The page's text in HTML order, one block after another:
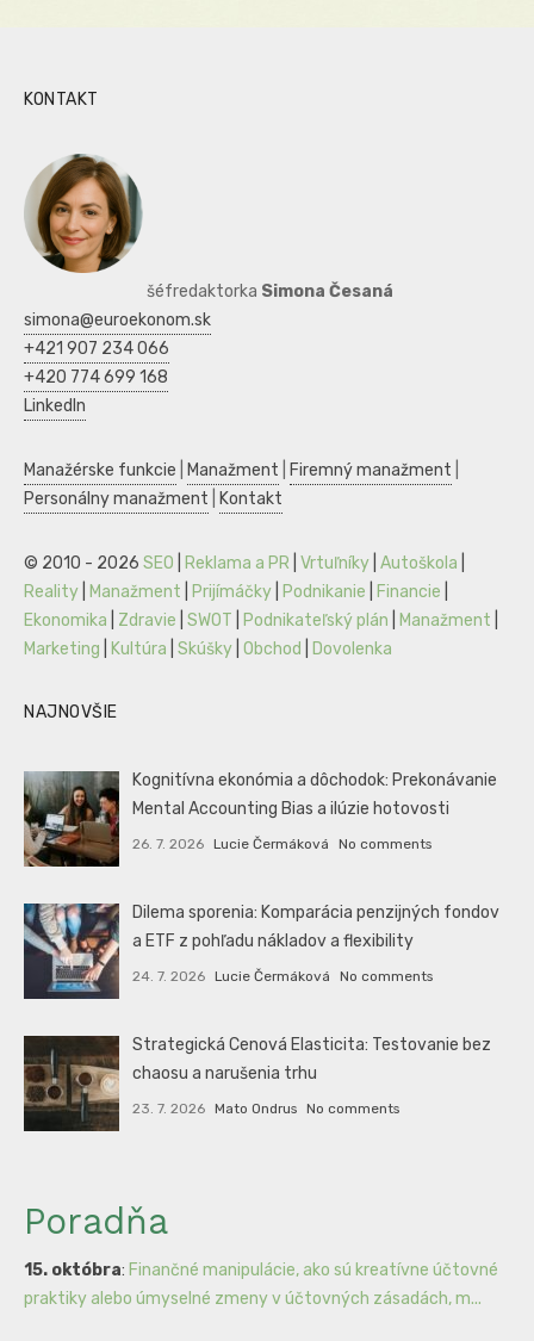
KONTAKT
šéfredaktorka Simona Česaná
simona@euroekonom.sk
+421 907 234 066
+420 774 699 168
LinkedIn
Manažérske funkcie Manažment Firemný manažment
Personálny manažment
Kontakt
© 2010 - 2026 SEO Reklama a PR Vrtuľníky Autoškola
Reality
Manažment Prijímáčky Podnikanie Financie
Ekonomika
Zdravie SWOT Podnikateľský plán Manažment
Marketing
Kultúra Skúšky Obchod Dovolenka
NAJNOVŠIE
Kognitívna ekonómia a dôchodok: Prekonávanie
Mental Accounting Bias a ilúzie hotovosti
26. 7. 2026 Lucie Čermáková No comments
Dilema sporenia: Komparácia penzijných fondov
a ETF z pohľadu nákladov a flexibility
24. 7. 2026 Lucie Čermáková No comments
Strategická Cenová Elasticita: Testovanie bez
chaosu a narušenia trhu
23. 7. 2026 Mato Ondrus No comments
Poradňa
15. októbra: Finančné manipulácie, ako sú kreatívne účtovné
praktiky alebo úmyselné zmeny v účtovných zásadách, m...